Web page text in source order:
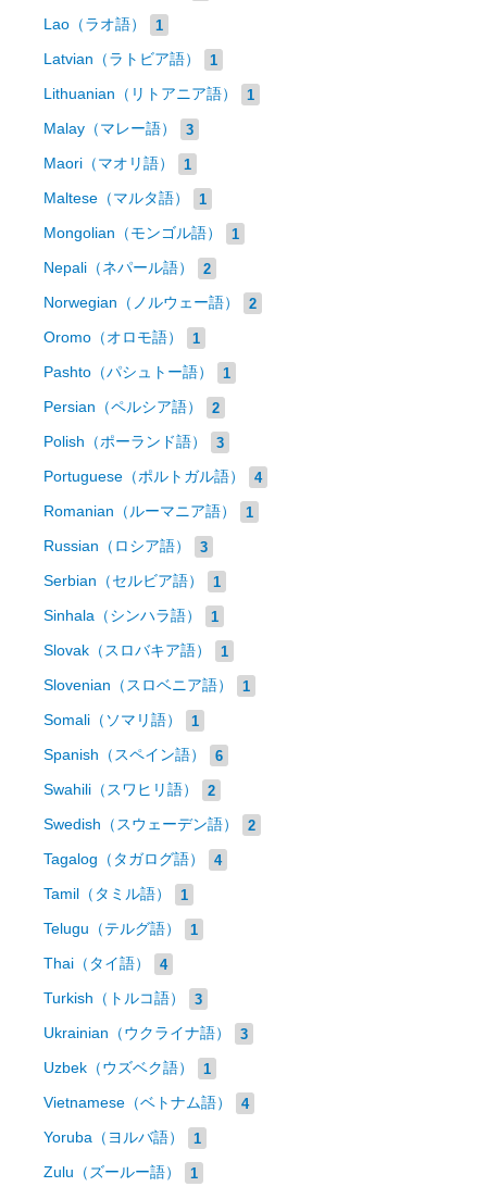
Lao（ラオ語） 1
Latvian（ラトビア語） 1
Lithuanian（リトアニア語） 1
Malay（マレー語） 3
Maori（マオリ語） 1
Maltese（マルタ語） 1
Mongolian（モンゴル語） 1
Nepali（ネパール語） 2
Norwegian（ノルウェー語） 2
Oromo（オロモ語） 1
Pashto（パシュトー語） 1
Persian（ペルシア語） 2
Polish（ポーランド語） 3
Portuguese（ポルトガル語） 4
Romanian（ルーマニア語） 1
Russian（ロシア語） 3
Serbian（セルビア語） 1
Sinhala（シンハラ語） 1
Slovak（スロバキア語） 1
Slovenian（スロベニア語） 1
Somali（ソマリ語） 1
Spanish（スペイン語） 6
Swahili（スワヒリ語） 2
Swedish（スウェーデン語） 2
Tagalog（タガログ語） 4
Tamil（タミル語） 1
Telugu（テルグ語） 1
Thai（タイ語） 4
Turkish（トルコ語） 3
Ukrainian（ウクライナ語） 3
Uzbek（ウズベク語） 1
Vietnamese（ベトナム語） 4
Yoruba（ヨルバ語） 1
Zulu（ズールー語） 1